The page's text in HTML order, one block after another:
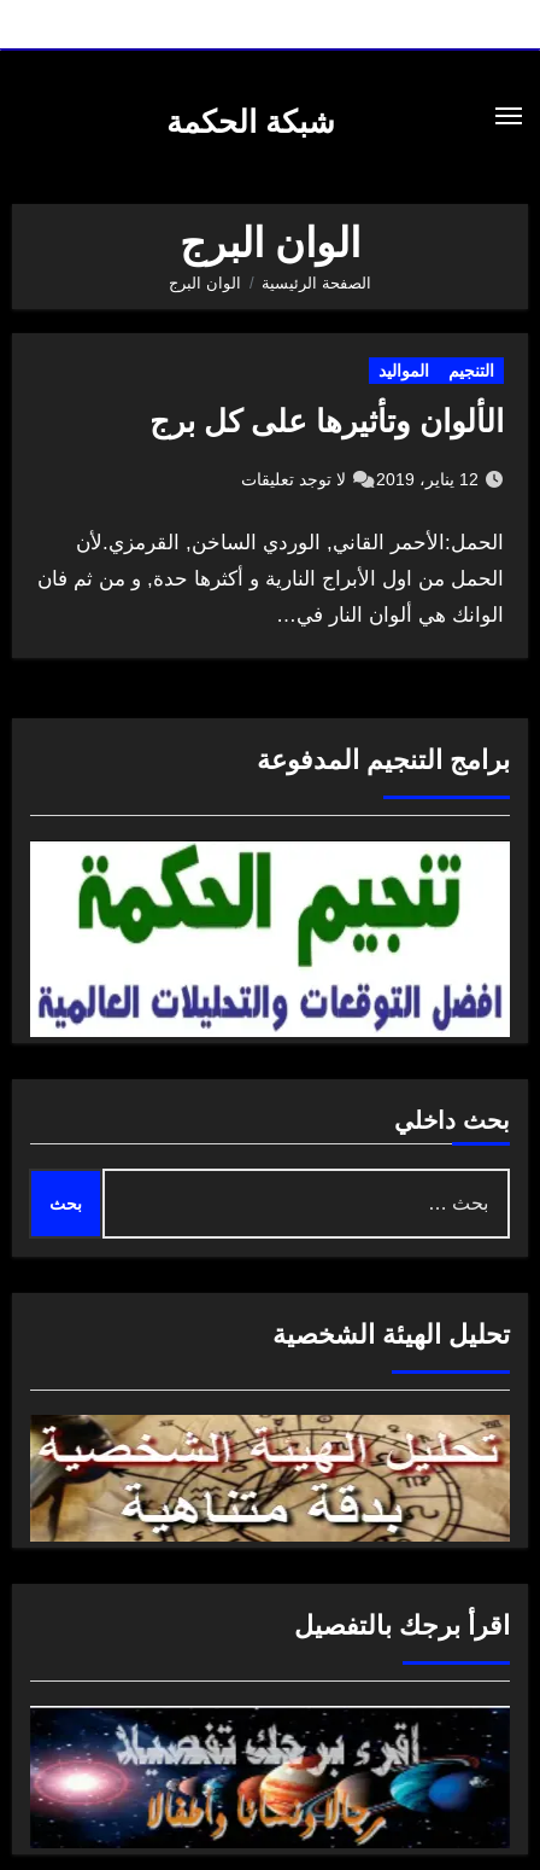
شبكة الحكمة
الوان البرج
الصفحة الرئيسية الوان البرج
التنجيم المواليد
الألوان وتأثيرها على كل برج
12 يناير، 2019 لا توجد تعليقات
الحمل:الأحمر القاني, الوردي الساخن, القرمزي.لأن
الحمل من اول الأبراج النارية و أكثرها حدة, و من ثم فان
الوانك هي ألوان النار في…
برامج التنجيم المدفوعة
بحث داخلي
عن:
تحليل الهيئة الشخصية
اقرأ برجك بالتفصيل